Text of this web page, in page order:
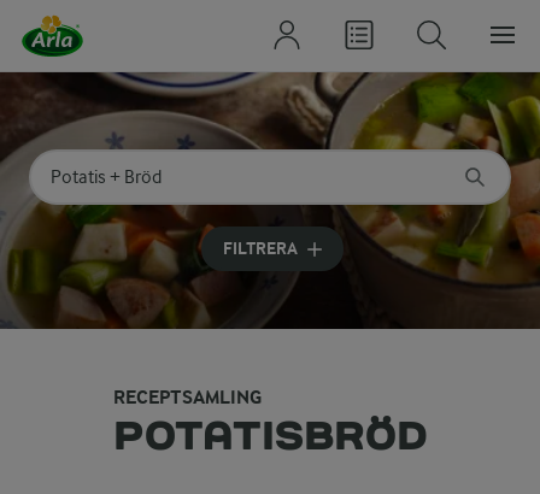
Sök på kategori eller ingrediens
Skriv in sökord för att få förslag
FILTRERA
RECEPTSAMLING
POTATISBRÖD